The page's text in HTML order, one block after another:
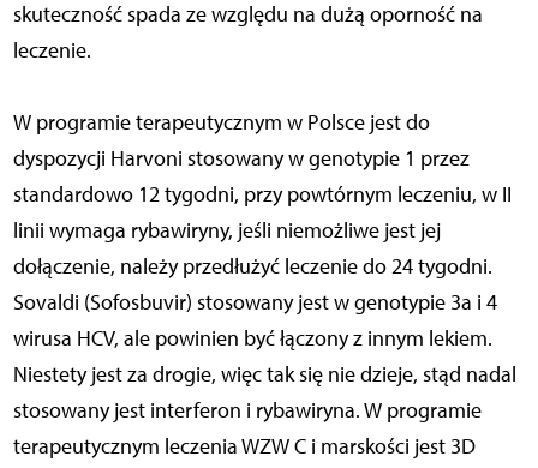
skuteczność spada ze względu na dużą oporność na
leczenie.
W programie terapeutycznym w Polsce jest do
dyspozycji Harvoni stosowany w genotypie 1 przez
standardowo 12 tygodni, przy powtórnym leczeniu, w II
linii wymaga rybawiryny, jeśli niemożliwe jest jej
dołączenie, należy przedłużyć leczenie do 24 tygodni.
Sovaldi (Sofosbuvir) stosowany jest w genotypie 3a i 4
wirusa HCV, ale powinien być łączony z innym lekiem.
Niestety jest za drogie, więc tak się nie dzieje, stąd nadal
stosowany jest interferon i rybawiryna. W programie
terapeutycznym leczenia WZW C i marskości jest 3D